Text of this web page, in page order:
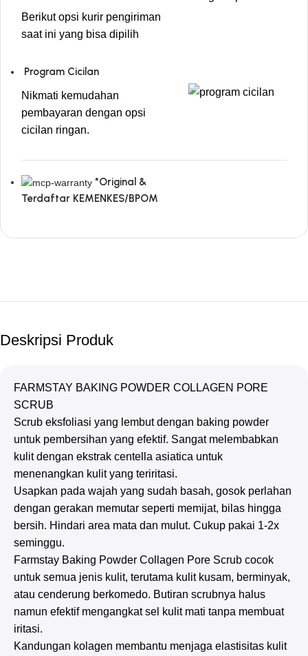
Berikut opsi kurir pengiriman
saat ini yang bisa dipilih
Program Cicilan
Nikmati kemudahan
pembayaran dengan opsi
cicilan ringan.
*Original &
Terdaftar KEMENKES/BPOM
Deskripsi Produk
FARMSTAY BAKING POWDER COLLAGEN PORE
SCRUB
Scrub eksfoliasi yang lembut dengan baking powder
untuk pembersihan yang efektif. Sangat melembabkan
kulit dengan ekstrak centella asiatica untuk
menenangkan kulit yang teriritasi.
Usapkan pada wajah yang sudah basah, gosok perlahan
dengan gerakan memutar seperti memijat, bilas hingga
bersih. Hindari area mata dan mulut. Cukup pakai 1-2x
seminggu.
Farmstay Baking Powder Collagen Pore Scrub cocok
untuk semua jenis kulit, terutama kulit kusam, berminyak,
atau cenderung berkomedo. Butiran scrubnya halus
namun efektif mengangkat sel kulit mati tanpa membuat
iritasi.
Kandungan kolagen membantu menjaga elastisitas kulit